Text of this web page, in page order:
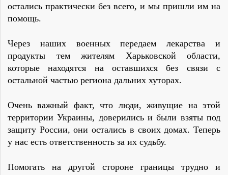
остались практически без всего, и мы пришли им на
помощь.
Через наших военных передаем лекарства и
продукты тем жителям Харьковской области,
которые находятся на оставшихся без связи с
остальной частью региона дальних хуторах.
Очень важный факт, что люди, живущие на этой
территории Украины, доверились и были взяты под
защиту России, они остались в своих домах. Теперь
у нас есть ответственность за их судьбу.
Помогать на другой стороне границы трудно и